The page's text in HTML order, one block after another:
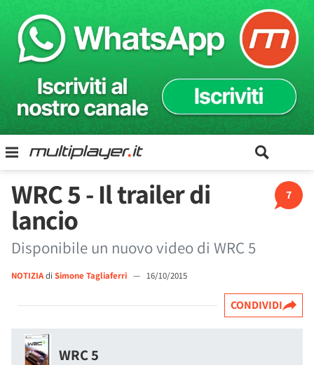
7
WRC 5 - Il trailer di
lancio
Disponibile un nuovo video di WRC 5
NOTIZIAdi Simone Tagliaferri — 16/10/2015
CONDIVIDI
WRC 5